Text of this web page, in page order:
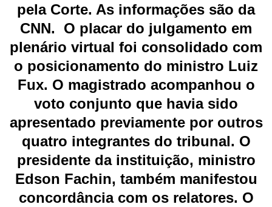
pela Corte. As informações são da
CNN. O placar do julgamento em
plenário virtual foi consolidado com
o posicionamento do ministro Luiz
Fux. O magistrado acompanhou o
voto conjunto que havia sido
apresentado previamente por outros
quatro integrantes do tribunal. O
presidente da instituição, ministro
Edson Fachin, também manifestou
concordância com os relatores. O